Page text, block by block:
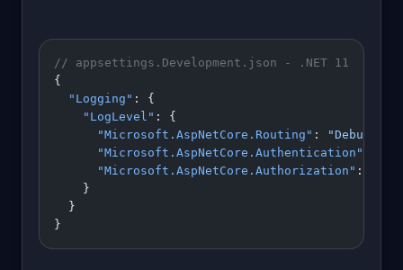
// appsettings.Development.json - .NET 11
{
  "Logging"
: {
    "LogLevel"
: {
      "Microsoft.AspNetCore.Routing"
: "Debug"
      "Microsoft.AspNetCore.Authentication"
      "Microsoft.AspNetCore.Authorization"
:
    }
  }
}